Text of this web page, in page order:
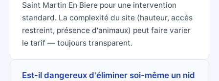
Saint Martin En Biere pour une intervention
standard. La complexité du site (hauteur, accès
restreint, présence d'animaux) peut faire varier
le tarif — toujours transparent.
Est-il dangereux d'éliminer soi-même un nid